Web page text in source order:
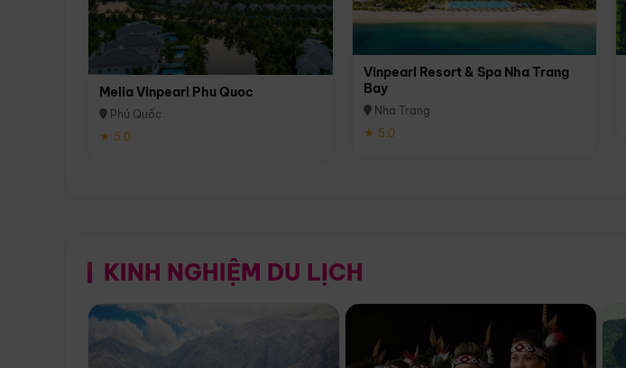
Melia Vinpearl Phu Quoc
Phú Quốc
★ 5.0
Vinpearl Resort & Spa Nha Trang
Bay
Nha Trang
★ 5.0
KINH NGHIỆM DU LỊCH